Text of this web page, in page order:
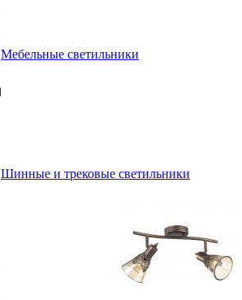
Мебельные светильники
Шинные и трековые светильники